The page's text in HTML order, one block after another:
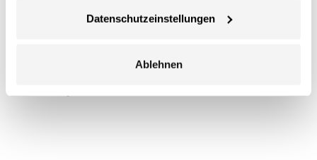
Datenschutzeinstellungen
Ablehnen
Vollständig gefüttert mit 100% Polyester Leicht zugängliche
Produktsicherheit: Herstellernummer:BG187Beechfield Brands